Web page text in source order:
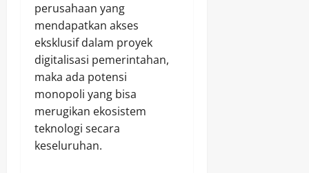
perusahaan yang
mendapatkan akses
eksklusif dalam proyek
digitalisasi pemerintahan,
maka ada potensi
monopoli yang bisa
merugikan ekosistem
teknologi secara
keseluruhan.